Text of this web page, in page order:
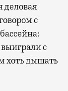
деловая
с
с
хоть дышать